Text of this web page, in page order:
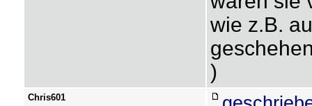
wie z.B.
)
Chris601